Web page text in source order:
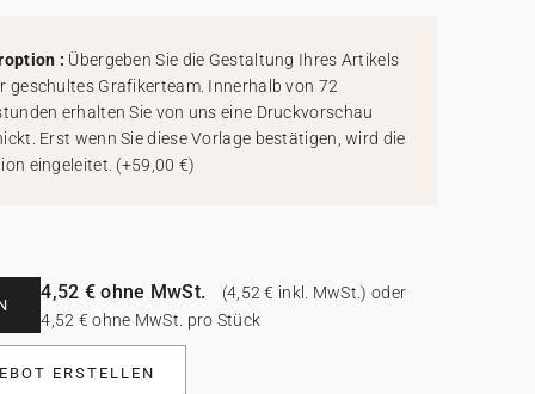
: Übergeben Sie die Gestaltung Ihres Artikels
geschultes Grafikerteam. Innerhalb von 72
erhalten Sie von uns eine Druckvorschau
Erst wenn Sie diese Vorlage bestätigen, wird die
eingeleitet. (+59,00 €)
4,52 € ohne MwSt.
(4,52 € inkl. MwSt.) oder
4,52 € ohne MwSt. pro Stück
ERSTELLEN